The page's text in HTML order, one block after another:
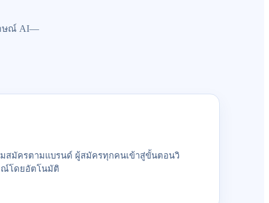
าษณ์ AI—
สมัครตามแบรนด์ ผู้สมัครทุกคนเข้าสู่ขั้นตอนวิ
ณ์โดยอัตโนมัติ